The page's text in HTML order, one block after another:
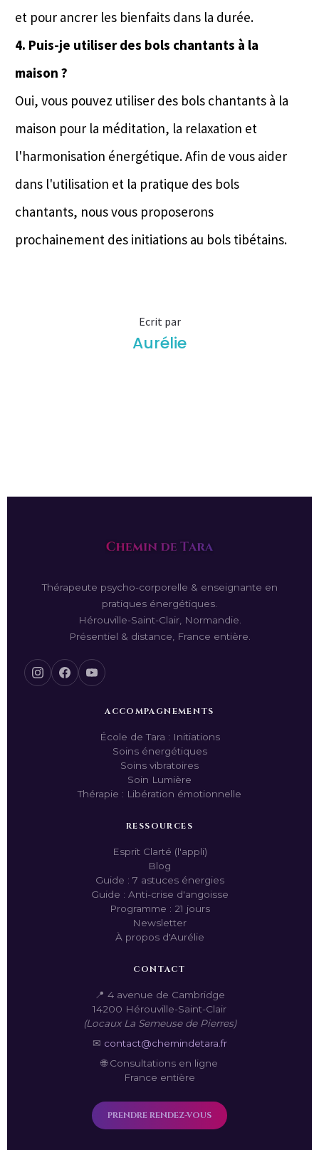
et pour ancrer les bienfaits dans la durée.
4. Puis-je utiliser des bols chantants à la
maison ?
Oui, vous pouvez utiliser des bols chantants à la
maison pour la méditation, la relaxation et
l'harmonisation énergétique. Afin de vous aider
dans l'utilisation et la pratique des bols
chantants, nous vous proposerons
prochainement des initiations au bols tibétains.
Ecrit par
Aurélie
Thérapeute psycho-corporelle & enseignante en
pratiques énergétiques.
Hérouville-Saint-Clair, Normandie.
Présentiel & distance, France entière.
ACCOMPAGNEMENTS
École de Tara : Initiations
Soins énergétiques
Soins vibratoires
Soin Lumière
Thérapie : Libération émotionnelle
RESSOURCES
Esprit Clarté (l'appli)
Blog
Guide : 7 astuces énergies
Guide : Anti-crise d'angoisse
Programme : 21 jours
Newsletter
À propos d'Aurélie
CONTACT
📍 4 avenue de Cambridge
14200 Hérouville-Saint-Clair
(Locaux La Semeuse de Pierres)
✉ contact@chemindetara.fr
🌐 Consultations en ligne
France entière
PRENDRE RENDEZ-VOUS